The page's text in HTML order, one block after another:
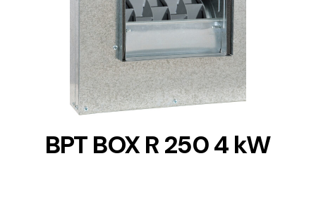
DETAILS
BPT BOX R 250 4 kW